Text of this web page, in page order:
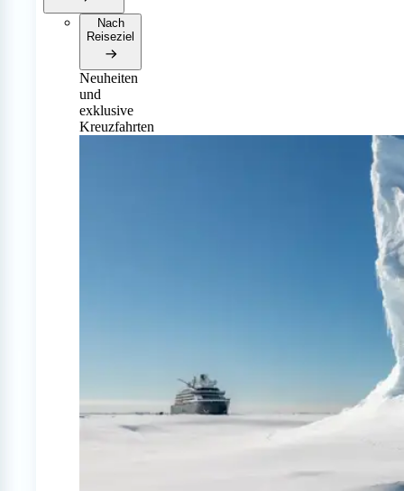
Nach
Reiseziel
Neuheiten
und
exklusive
Kreuzfahrten